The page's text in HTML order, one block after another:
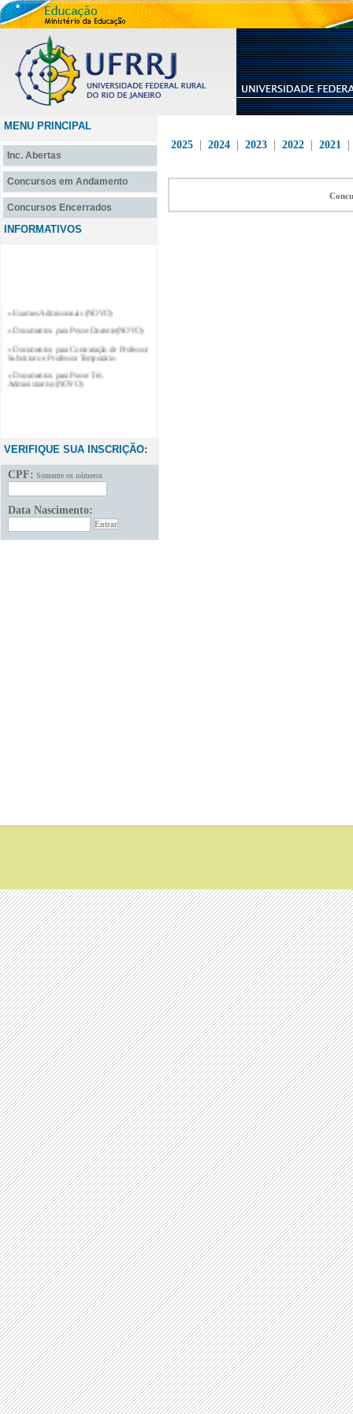
MENU PRINCIPAL
Inc. Abertas
Concursos em Andamento
Concursos Encerrados
INFORMATIVOS
» Documentos para Posse Docente(NOVO)
Substituto e Professor Temporário
» Documentos para Posse Téc.
Administrativo(NOVO)
VERIFIQUE SUA INSCRIÇÃO:
CPF: Somente os números
Data Nascimento:
2025 2024 2023 2022 2021